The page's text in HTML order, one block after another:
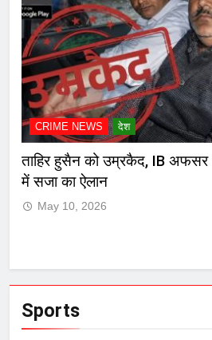
CRIME NEWS देश
ताहिर हुसैन को उम्रकैद, IB अफसर
में सजा का ऐलान
May 10, 2026
Sports